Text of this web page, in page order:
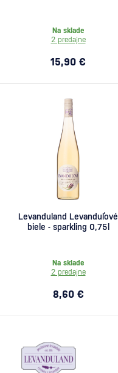
Na sklade
2 predajne
15,90 €
Levanduland Levanduľové
biele - sparkling 0,75l
Na sklade
2 predajne
8,60 €